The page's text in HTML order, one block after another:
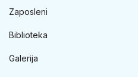
Zaposleni
Biblioteka
Galerija